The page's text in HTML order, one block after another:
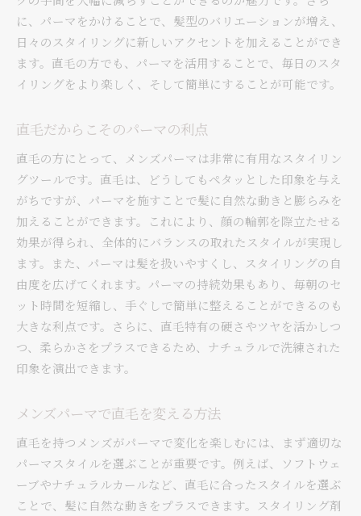
メンズパーマが直毛に与える効果
直毛を活かしたパーマの選び方
メンズパーマで直毛をスタイリッシュに
直毛の方必見！メンズパーマの魅力
直毛特有の悩みをパーマで解決
メンズパーマが直毛をサポート
直毛でも楽しめるパーマの秘密
メンズパーマで直毛を活かす
直毛でも簡単メンズパーマテクニック
直毛に最適なパーマのかけ方
メンズパーマが直毛を変える
直毛でも簡単に決まるパーマ
メンズパーマで直毛をアレンジ
メンズパーマで直毛を活かす
直毛向けのパーマ選びの秘訣
メンズパーマで直毛を活かす
直毛をパーマで変えるポイント
に、パーマをかけることで、髪型のバリエーションが増え、
日々のスタイリングに新しいアクセントを加えることができ
ます。直毛の方でも、パーマを活用することで、毎日のスタ
イリングをより楽しく、そして簡単にすることが可能です。
直毛だからこそのパーマの利点
直毛の方にとって、メンズパーマは非常に有用なスタイリン
グツールです。直毛は、どうしてもペタッとした印象を与え
がちですが、パーマを施すことで髪に自然な動きと膨らみを
加えることができます。これにより、顔の輪郭を際立たせる
効果が得られ、全体的にバランスの取れたスタイルが実現し
ます。また、パーマは髪を扱いやすくし、スタイリングの自
由度を広げてくれます。パーマの持続効果もあり、毎朝のセ
ット時間を短縮し、手ぐしで簡単に整えることができるのも
大きな利点です。さらに、直毛特有の硬さやツヤを活かしつ
つ、柔らかさをプラスできるため、ナチュラルで洗練された
印象を演出できます。
メンズパーマで直毛を変える方法
直毛を持つメンズがパーマで変化を楽しむには、まず適切な
パーマスタイルを選ぶことが重要です。例えば、ソフトウェ
ーブやナチュラルカールなど、直毛に合ったスタイルを選ぶ
ことで、髪に自然な動きをプラスできます。スタイリング剤